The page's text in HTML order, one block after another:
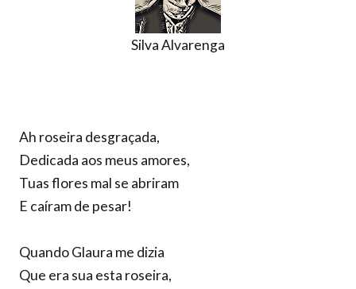
Silva Alvarenga
Ah roseira desgraçada,
Dedicada aos meus amores,
Tuas flores mal se abriram
E caíram de pesar!
Quando Glaura me dizia
Que era sua esta roseira,